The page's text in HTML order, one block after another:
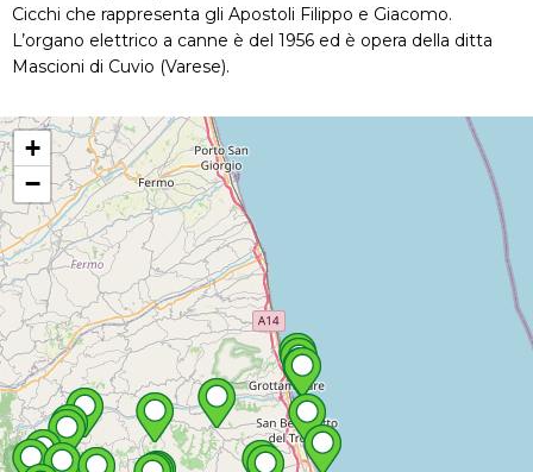
Cicchi che rappresenta gli Apostoli Filippo e Giacomo.
L’organo elettrico a canne è del 1956 ed è opera della ditta
Mascioni di Cuvio (Varese).
+
−